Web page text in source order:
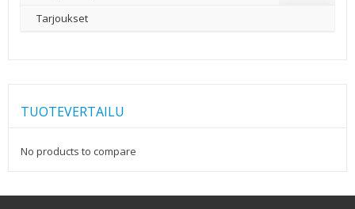
Tarjoukset
TUOTEVERTAILU
No products to compare